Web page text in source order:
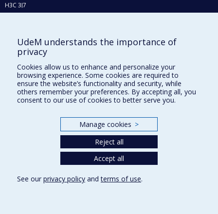
H3C 3J7
Who does what?
Find us
Site map
Accessibility
UdeM understands the importance of
privacy
Cookies allow us to enhance and personalize your
browsing experience. Some cookies are required to
ensure the website’s functionality and security, while
others remember your preferences. By accepting all, you
consent to our use of cookies to better serve you.
Manage cookies >
Reject all
Accept all
See our privacy policy andterms of use.